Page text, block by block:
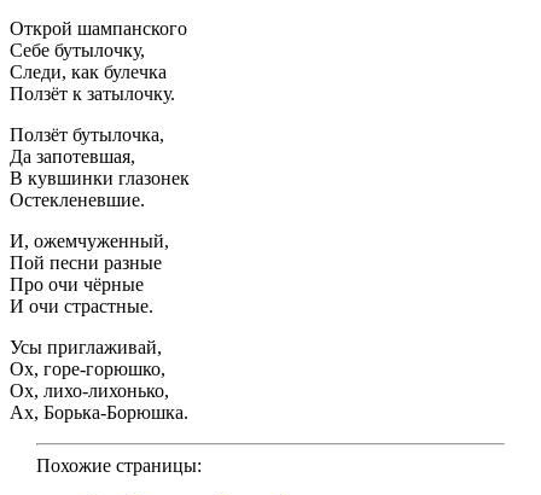
Открой шампанского
Себе бутылочку,
Следи, как булечка
Ползёт к затылочку.
Ползёт бутылочка,
Да запотевшая,
В кувшинки глазонек
Остекленевшие.
И, ожемчуженный,
Пой песни разные
Про очи чёрные
И очи страстные.
Усы приглаживай,
Ох, горе-горюшко,
Ох, лихо-лихонько,
Ах, Борька-Борюшка.
Похожие страницы: